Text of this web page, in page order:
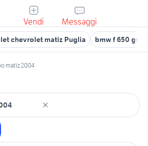
Vendi Messaggi
chevrolet matiz Puglia bmw f 650 gs
matiz 2004